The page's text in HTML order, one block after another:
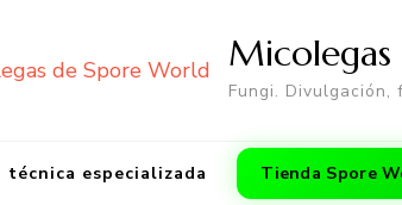
Fungi. Divulgación,
técnica especializada Tienda Spore